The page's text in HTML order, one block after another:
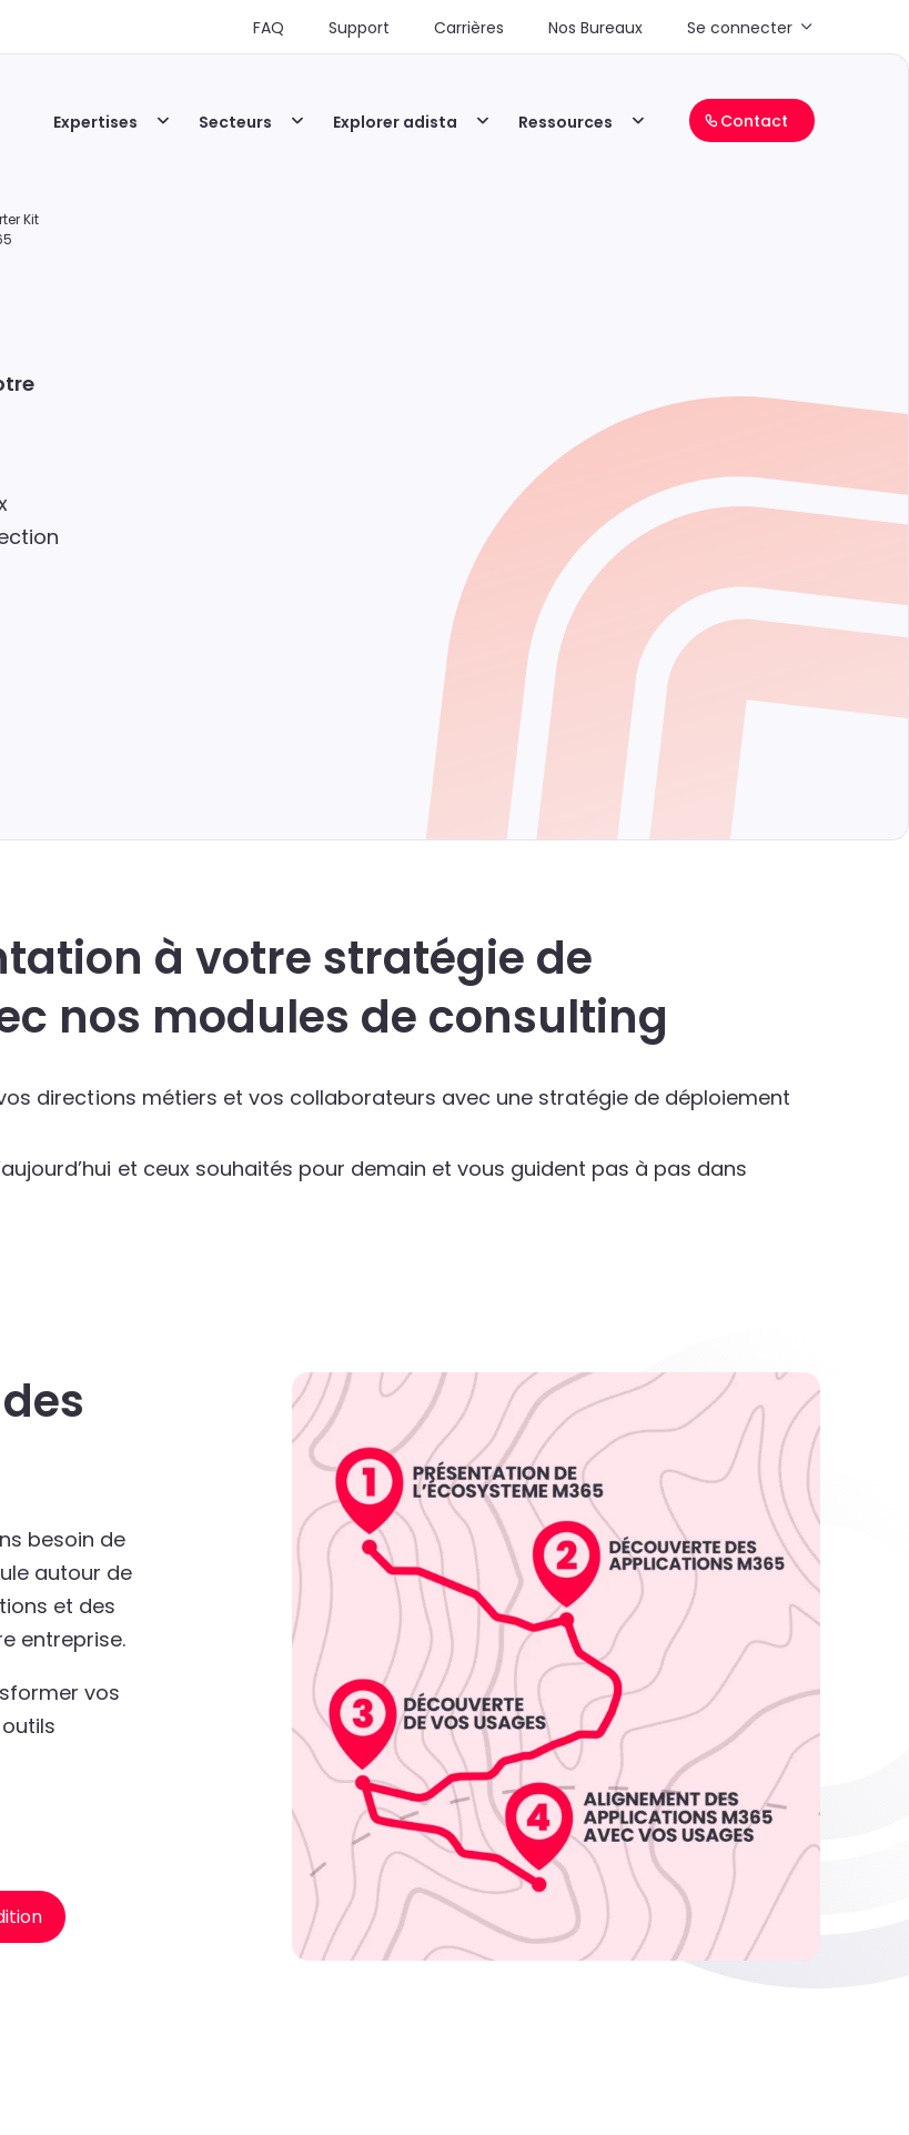
FAQ Support Carrières Nos Bureaux Se connecter
Expertises Secteurs Explorer adista Ressources Contact
Kit
à votre stratégie de
nos modules de consulting
directions métiers et vos collaborateurs avec une stratégie de déploiement
et ceux souhaités pour demain et vous guident pas à pas dans
besoin de
autour de
et des
entreprise.
vos